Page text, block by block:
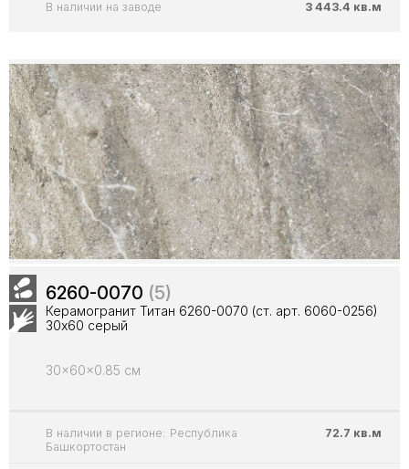
В наличии на заводе 3 443.4 кв.м
6260-0070 (5)
Керамогранит Титан 6260-0070 (ст. арт. 6060-0256)
30х60 серый
30x60x0.85 см
В наличии в регионе: Республика
Башкортостан
72.7 кв.м